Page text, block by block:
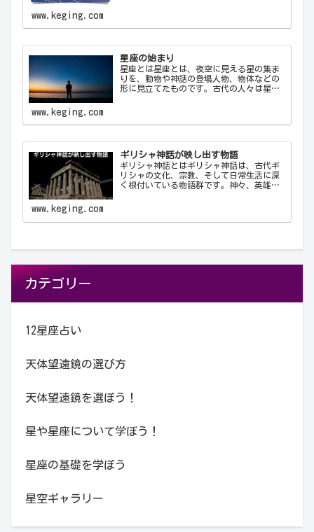
ン…
www.keging.com
星座の始まり
星座とは星座とは、夜空に見える星の集ま
りを、動物や神話の登場人物、物体などの
形に見立てたものです。古代の人々は星を
おいて重要な役…
www.keging.com
ギリシャ神話が映し出す物語
ギリシャ神話とはギリシャ神話は、古代ギ
リシャの文化、宗教、そして日常生活に深
く根付いている物語群です。神々、英雄、
哲学に多大な…
www.keging.com
カテゴリー
12星座占い
天体望遠鏡の選び方
天体望遠鏡を選ぼう！
星や星座について学ぼう！
星座の基礎を学ぼう
星空ギャラリー